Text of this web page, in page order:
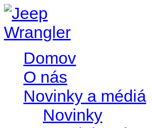
Domov
O nás
Novinky a médiá
Novinky